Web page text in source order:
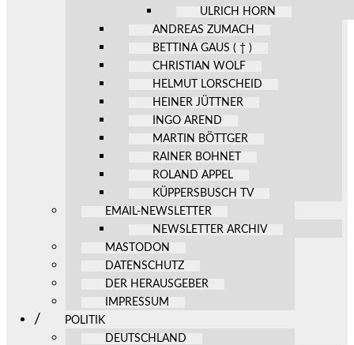
ULRICH HORN
ANDREAS ZUMACH
BETTINA GAUS ( † )
CHRISTIAN WOLF
HELMUT LORSCHEID
HEINER JÜTTNER
INGO AREND
MARTIN BÖTTGER
RAINER BOHNET
ROLAND APPEL
KÜPPERSBUSCH TV
EMAIL-NEWSLETTER
NEWSLETTER ARCHIV
MASTODON
DATENSCHUTZ
DER HERAUSGEBER
IMPRESSUM
POLITIK
DEUTSCHLAND